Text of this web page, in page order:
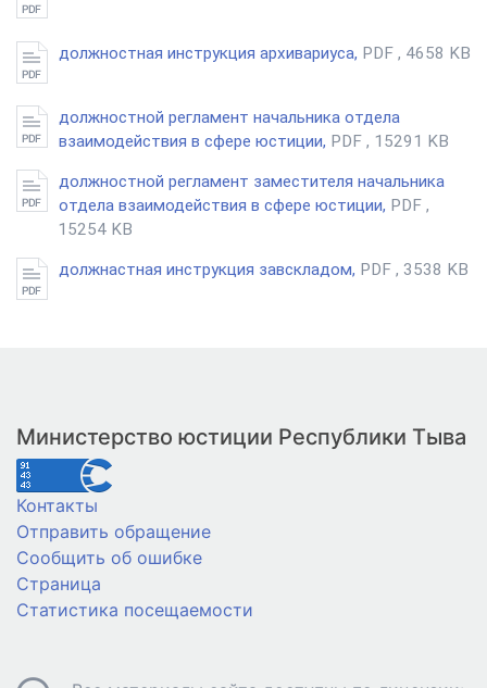
должностная инструкция архивариуса, PDF , 4658 KB
должностной регламент начальника отдела
взаимодействия в сфере юстиции, PDF , 15291 KB
должностной регламент заместителя начальника
отдела взаимодействия в сфере юстиции, PDF ,
15254 KB
должнастная инструкция завскладом, PDF , 3538 KB
Министерство юстиции Республики Тыва
Контакты
Отправить обращение
Сообщить об ошибке
Страница
Статистика посещаемости